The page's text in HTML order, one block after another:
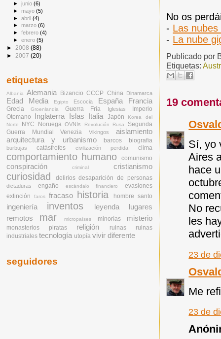
No os
- Las
- La nube
Publicado por
Etiquetas:
19
Sí, yo
Aires
hace
No
les
23 de
Me
23 de
►junio(6)
► mayo(5)
►abril(4)
► marzo(6)
►febrero(4)
►enero(5)
► 2008 (88)
► 2007 (20)
etiquetas
Albania Alemania Bizancio CCCP China Dinamarca
Edad Media Egipto Escocia España Francia
Grecia Groenlandia Guerra Fría Iglesias
Imperio
Otomano
Inglaterra Islas Italia Japón
Korea del
Norte
NYC Noruega OVNIs Revolución Rusa
Segunda
Guerra Mundial
Venezia Vikingos
aislamiento
arquitectura y urbanismo
barcos biografia
burbujas catásfrofes civilización perdida clima
comportamiento humano comunismo
conspiración criminal cristianismo
curiosidad delirios desaparición de personas
dictaduras engaño escándalo financiero
evasiones
extinción
faros fracaso historia hombre santo
ingeniería inventos leyenda
lugares
remotos
mar micropaíses minorías misterio
monasterios piratas religión ruinas
ruinas
industriales tecnología utopía vivir diferente
seguidores